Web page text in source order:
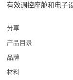
有效调控座舱和电子
分享
产品目录
品牌
材料